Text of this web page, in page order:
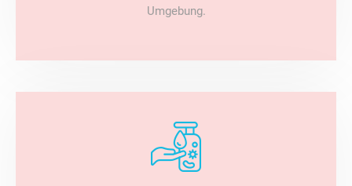
Umgebung.